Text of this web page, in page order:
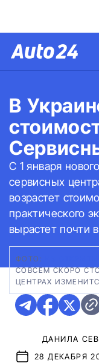
В
С 1 января
сервисных
возрастет
практического
вырастет почти
ФОТО:
СОВСЕМ СКОРО
ЦЕНТРАХ
ДАНИЛА
28 ДЕКАБРЯ